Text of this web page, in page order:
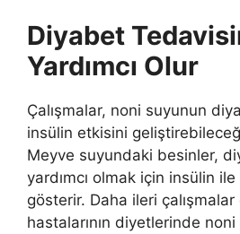
Diyabet
Yardımcı Olur
Çalışmalar, noni suyunun
insülin etkisini
Meyve suyundaki besinler,
yardımcı olmak için insülin
gösterir. Daha ileri
hastalarının diyetlerinde